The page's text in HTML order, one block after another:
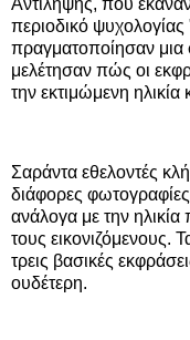
Αντίληψης, που
περιοδικό
πραγματοποίησαν μια
μελέτησαν πώς οι
την εκτιμώμενη ηλικία
Σαράντα εθελοντές
διάφορες
ανάλογα με την ηλικία
τους εικονιζόμενους.
τρεις βασικές
ουδέτερη.